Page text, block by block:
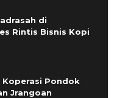
di
Rintis Bisnis Kopi
Koperasi Pondok
Jrangoan